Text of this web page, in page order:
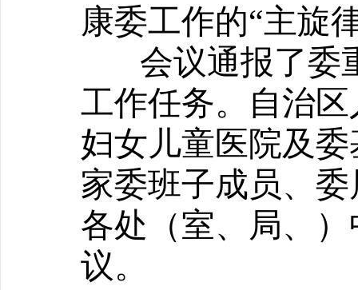
康委工作的“主旋
会议通报了委
工作任务。自治
妇女儿童医院及
家委班子成员、
各处（室、局、
议。